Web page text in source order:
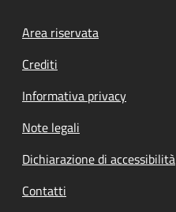
Footer menu
Area riservata
Crediti
Informativa privacy
Note legali
Dichiarazione di accessibilità
Contatti